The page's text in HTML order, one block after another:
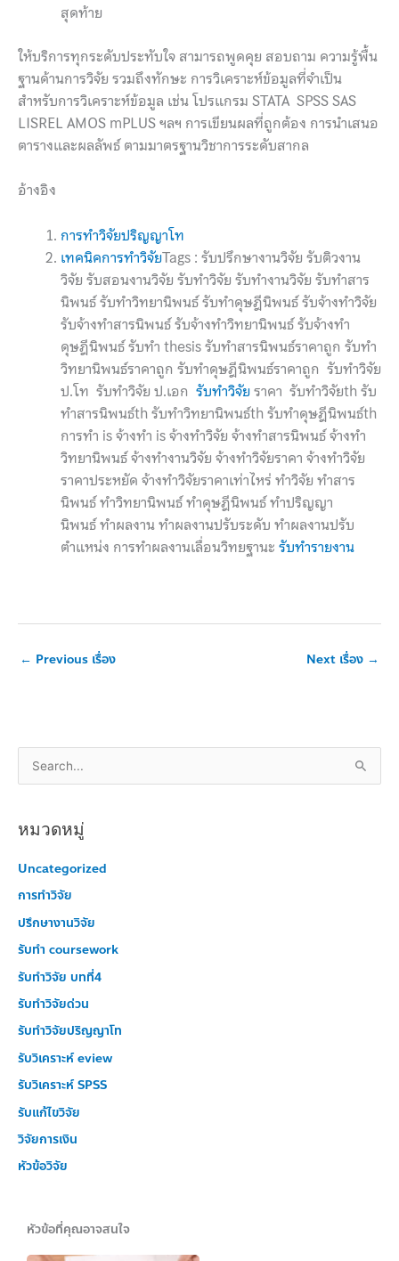
สุดท้าย
ให้บริการทุกระดับประทับใจ สามารถพูดคุย สอบถาม ความรู้พื้น
ฐานด้านการวิจัย รวมถึงทักษะ การวิเคราะห์ข้อมูลที่จำเป็น
สำหรับการวิเคราะห์ข้อมูล เช่น โปรแกรม STATA SPSS SAS
LISREL AMOS mPLUS ฯลฯ การเขียนผลที่ถูกต้อง การนำเสนอ
ตารางและผลลัพธ์ ตามมาตรฐานวิชาการระดับสากล
อ้างอิง
การทำวิจัยปริญญาโท
เทคนิคการทำวิจัยTags : รับปรึกษางานวิจัย รับติวงาน
วิจัย รับสอนงานวิจัย รับทำวิจัย รับทำงานวิจัย รับทำสาร
นิพนธ์ รับทำวิทยานิพนธ์ รับทำดุษฎีนิพนธ์ รับจ้างทําวิจัย
รับจ้างทำสารนิพนธ์ รับจ้างทําวิทยานิพนธ์ รับจ้างทำ
ดุษฎีนิพนธ์ รับทำ thesis รับทำสารนิพนธ์ราคาถูก รับทำ
วิทยานิพนธ์ราคาถูก รับทำดุษฎีนิพนธ์ราคาถูก รับทำวิจัย
ป.โท รับทำวิจัย ป.เอก รับทำวิจัยราคา รับทำวิจัยth รับ
ทำสารนิพนธ์th รับทำวิทยานิพนธ์th รับทำดุษฎีนิพนธ์th
การทำ is จ้างทำ is จ้างทำวิจัย จ้างทำสารนิพนธ์ จ้างทำ
วิทยานิพนธ์ จ้างทำงานวิจัย จ้างทำวิจัยราคา จ้างทำวิจัย
ราคาประหยัด จ้างทำวิจัยราคาเท่าไหร่ ทำวิจัย ทำสาร
นิพนธ์ ทำวิทยานิพนธ์ ทำดุษฎีนิพนธ์ ทำปริญญา
นิพนธ์ ทำผลงาน ทำผลงานปรับระดับ ทำผลงานปรับ
ตำแหน่ง การทำผลงานเลื่อนวิทยฐานะรับทำรายงาน
← Previous เรื่อง Next เรื่อง →
r
c
h
:
หมวดหมู่
Uncategorized
การทำวิจัย
ปรึกษางานวิจัย
รับทำ coursework
รับทำวิจัย บทที่4
รับทำวิจัยด่วน
รับทำวิจัยปริญญาโท
รับวิเคราะห์ eview
รับวิเคราะห์ SPSS
รับแก้ไขวิจัย
วิจัยการเงิน
หัวข้อวิจัย
หัวข้อที่คุณอาจสนใจ